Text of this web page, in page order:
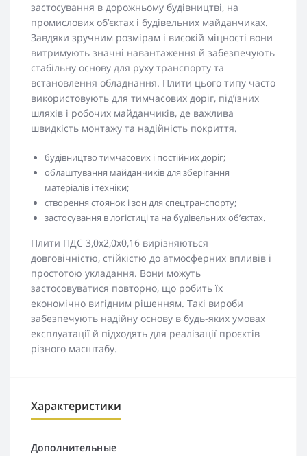
застосування в дорожньому будівництві, на
промислових об’єктах і будівельних майданчиках.
Завдяки зручним розмірам і високій міцності вони
витримують значні навантаження й забезпечують
стабільну основу для руху транспорту та
встановлення обладнання. Плити цього типу часто
використовують для тимчасових доріг, під’їзних
шляхів і робочих майданчиків, де важлива
швидкість монтажу та надійність покриття.
будівництво тимчасових і постійних доріг;
облаштування майданчиків для зберігання
матеріалів і техніки;
створення стоянок і зон для спецтранспорту;
застосування в логістиці та на будівельних об’єктах.
Плити ПДС 3,0х2,0х0,16 вирізняються
довговічністю, стійкістю до атмосферних впливів і
простотою укладання. Вони можуть
застосовуватися повторно, що робить їх
економічно вигідним рішенням. Такі вироби
забезпечують надійну основу в будь-яких умовах
експлуатації й підходять для реалізації проєктів
різного масштабу.
Характеристики
Дополнительные